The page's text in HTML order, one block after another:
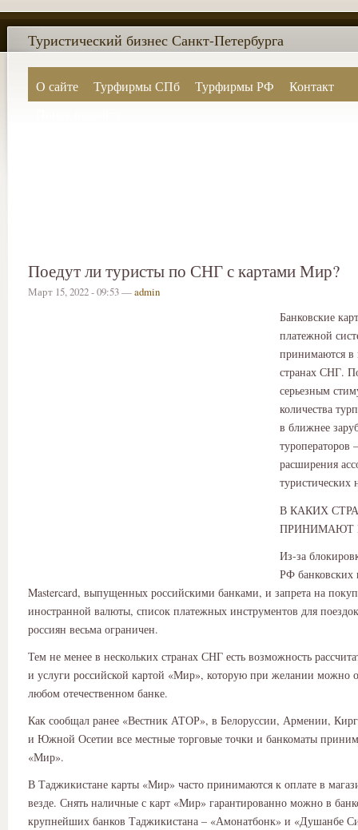
О сайте Турфирмы СПб Турфирмы РФ
Контакт
Туристический бизнес Санкт-Петербурга
Поедут ли туристы по СНГ с картами Мир?
Март 15, 2022 - 09:53 —admin
Банковские
платежной
принимаются в
странах СНГ.
серьезным
количества
в ближнее
туроператоров
расширения
туристических
В КАКИХ
ПРИНИМАЮТ
Из-за
РФ банковских
Mastercard, выпущенных российскими банками, и запрета на
иностранной валюты, список платежных инструментов для
россиян весьма ограничен.
Тем не менее в нескольких странах СНГ есть возможность
и услуги российской картой «Мир», которую при желании можно
любом отечественном банке.
Как сообщал ранее «Вестник АТОР», в Белоруссии, Армении,
и Южной Осетии все местные торговые точки и банкоматы
«Мир».
В Таджикистане карты «Мир» часто принимаются к оплате в
везде. Снять наличные с карт «Мир» гарантированно можно в
крупнейших банков Таджикистана – «Амонатбонк» и «Душанбе